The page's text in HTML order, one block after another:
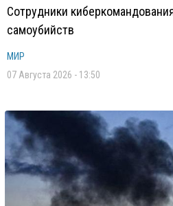
Сотрудники
самоубийств
МИР
07 Августа 2026 - 13:50